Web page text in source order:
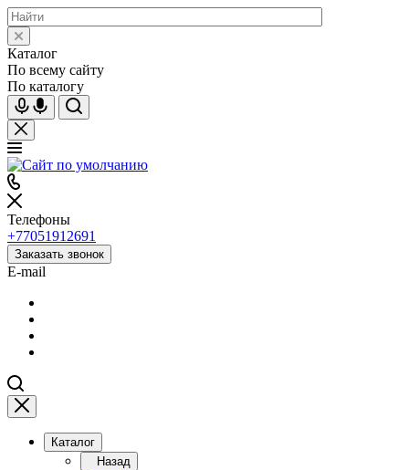
Каталог
По всему сайту
По каталогу
Телефоны
+77051912691
Заказать звонок
E-mail
Каталог
Назад